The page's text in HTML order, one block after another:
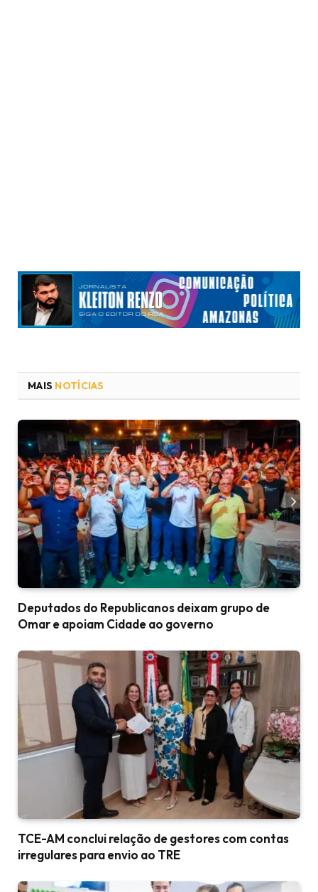
MAIS NOTÍCIAS
Deputados do Republicanos deixam grupo de
Omar e apoiam Cidade ao governo
TCE-AM conclui relação de gestores com contas
irregulares para envio ao TRE